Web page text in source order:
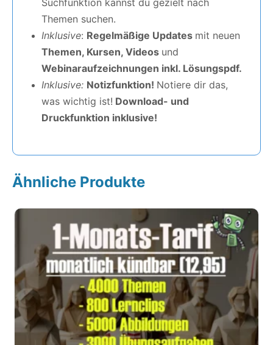
Themen suchen.
Inklusive: Regelmäßige Updates mit neuen
Themen, Kursen, Videos und
Webinaraufzeichnungen inkl. Lösungspdf.
Inklusive: Notizfunktion! Notiere dir das,
was wichtig ist! Download- und
Druckfunktion inklusive!
Ähnliche Produkte